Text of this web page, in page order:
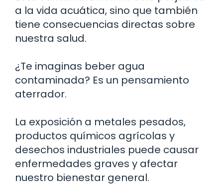
a la vida acuática, sino que también
tiene consecuencias directas sobre
nuestra salud.
¿Te imaginas beber agua
contaminada? Es un pensamiento
aterrador.
La exposición a metales pesados,
productos químicos agrícolas y
desechos industriales puede causar
enfermedades graves y afectar
nuestro bienestar general.